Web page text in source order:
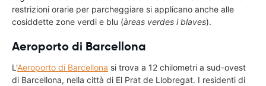
restrizioni orarie per parcheggiare si applicano anche alle
cosiddette zone verdi e blu (àreas verdes i blaves).
Aeroporto di Barcellona
L'Aeroporto di Barcellona si trova a 12 chilometri a sud-ovest
di Barcellona, nella città di El Prat de Llobregat. I residenti di